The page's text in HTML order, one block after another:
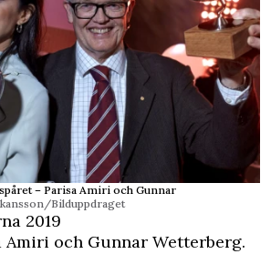
– Parisa Amiri och Gunnar
Bilduppdraget
2019
Amiri och Gunnar Wetterberg.